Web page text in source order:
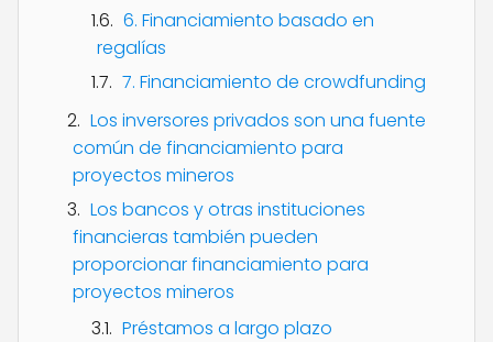
6. Financiamiento basado en
regalías
7. Financiamiento de crowdfunding
Los inversores privados son una fuente
común de financiamiento para
proyectos mineros
Los bancos y otras instituciones
financieras también pueden
proporcionar financiamiento para
proyectos mineros
Préstamos a largo plazo